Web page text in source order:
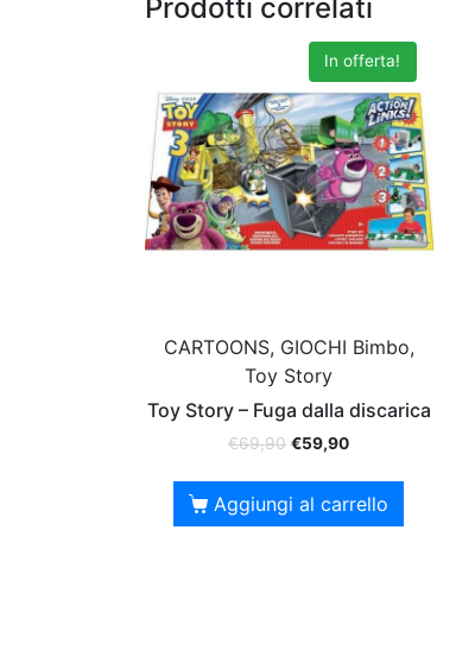
Prodotti correlati
In offerta!
CARTOONS, GIOCHI Bimbo,
Toy Story
Toy Story – Fuga dalla discarica
€69,90 €59,90
Aggiungi al carrello